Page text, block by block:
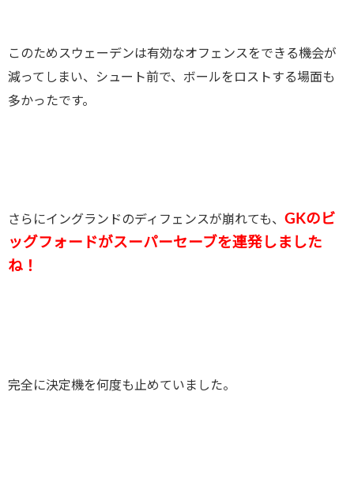
このためスウェーデンは有効なオフェンスをできる機会が
減ってしまい、シュート前で、ボールをロストする場面も
多かったです。
さらにイングランドのディフェンスが崩れても、 GKのビ
ッグフォードがスーパーセーブを連発しました
ね！
完全に決定機を何度も止めていました。